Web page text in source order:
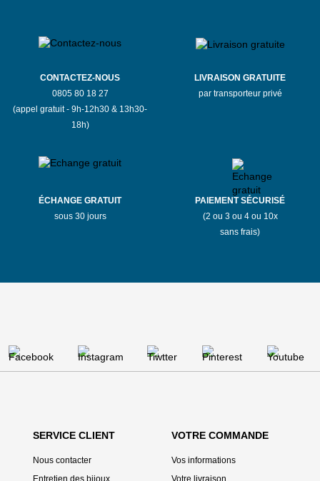
CONTACTEZ-NOUS
0805 80 18 27
(appel gratuit - 9h-12h30 & 13h30-
18h)
LIVRAISON GRATUITE
par transporteur privé
ÉCHANGE GRATUIT
sous 30 jours
PAIEMENT SÉCURISÉ
(2 ou 3 ou 4 ou 10x
sans frais)
SERVICE CLIENT
Nous contacter
Entretien des bijoux
VOTRE COMMANDE
Vos informations
Votre livraison